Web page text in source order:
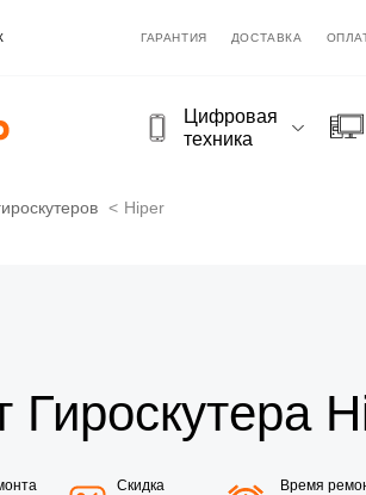
ГАРАНТИЯ ДОСТАВКА
Цифровая
техника
Hiper
Гироскутера
Скидка Время